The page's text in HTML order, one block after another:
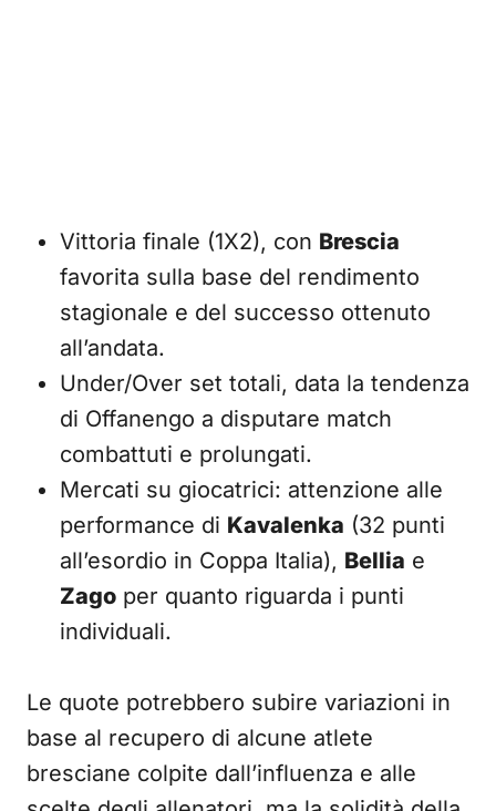
Vittoria finale (1X2), con Brescia
favorita sulla base del rendimento
stagionale e del successo ottenuto
all’andata.
Under/Over set totali, data la tendenza
di Offanengo a disputare match
combattuti e prolungati.
Mercati su giocatrici: attenzione alle
performance di Kavalenka (32 punti
all’esordio in Coppa Italia), Bellia e
Zago per quanto riguarda i punti
individuali.
Le quote potrebbero subire variazioni in
base al recupero di alcune atlete
bresciane colpite dall’influenza e alle